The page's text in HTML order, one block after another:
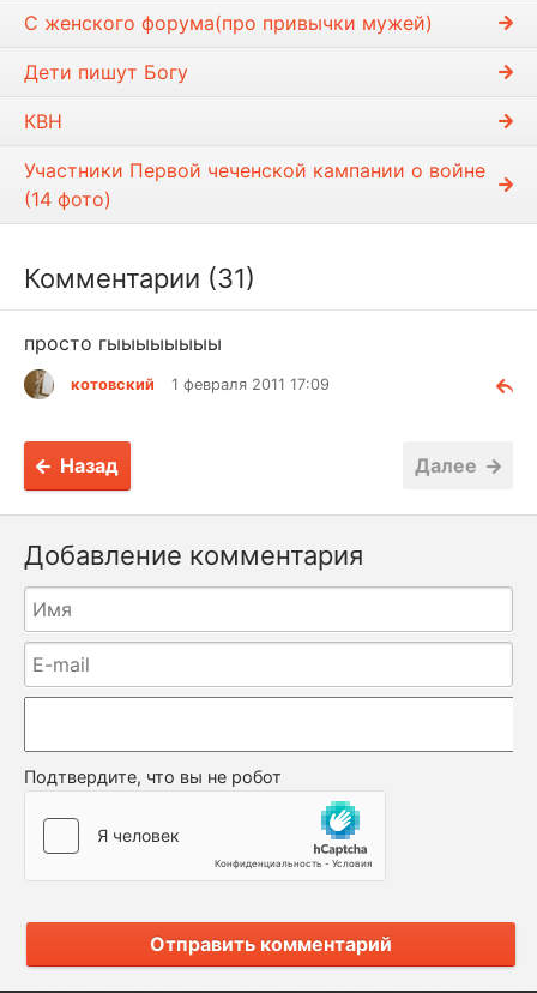
С женского форума(про привычки мужей)
Дети пишyт Богy
КВН
Участники Первой чеченской кампании о войне
(14 фото)
Комментарии (31)
просто гыыыыыыыы
котовский 1 февраля 2011 17:09
Назад Далее
Добавление комментария
Подтвердите, что вы не робот
Отправить комментарий